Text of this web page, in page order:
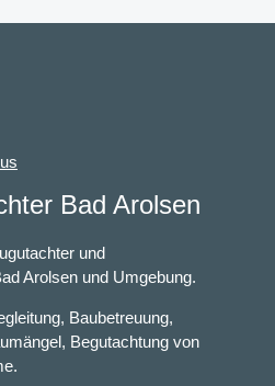
Bad Arolsen
und
Arolsen und Umgebung.
Baubetreuung,
Begutachtung von